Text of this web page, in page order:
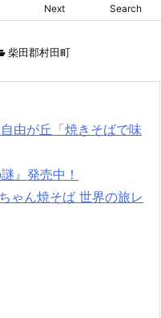
Next Search
柴田郡村田町
由が丘「焼きそばで味
』発売中！
ゃん焼そば 世界の旅レ